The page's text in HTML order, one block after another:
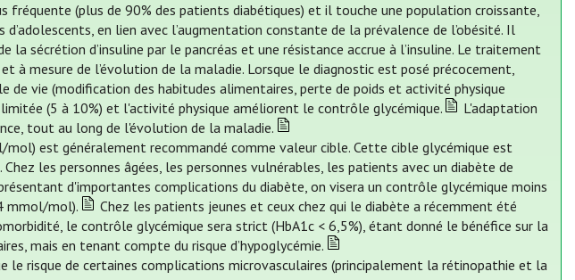
fréquente (plus de 90% des patients diabétiques) et il touche une population croissante,
en lien avec l’augmentation constante de la prévalence de l’obésité. Il
la sécrétion d’insuline par le pancréas et une résistance accrue à l’insuline. Le traitement
à mesure de l’évolution de la maladie. Lorsque le diagnostic est posé précocement,
de vie (modification des habitudes alimentaires, perte de poids et activité physique
(5 à 10%) et l'activité physique améliorent le contrôle glycémique.
L'adaptation
tout au long de l'évolution de la maladie.
mol) est généralement recommandé comme valeur cible. Cette cible glycémique est
les personnes âgées, les personnes vulnérables, les patients avec un diabète de
d'importantes complications du diabète, on visera un contrôle glycémique moins
mmol/mol).
Chez les patients jeunes et ceux chez qui le diabète a récemment été
le contrôle glycémique sera strict (HbA1c < 6,5%), étant donné le bénéfice sur la
mais en tenant compte du risque d’hypoglycémie.
le risque de certaines complications microvasculaires (principalement la rétinopathie et la